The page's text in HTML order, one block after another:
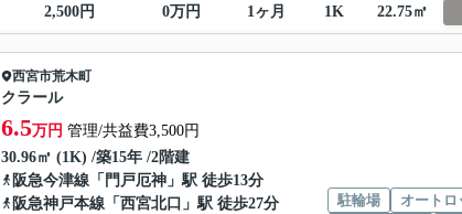
2,500円 0万円 1ヶ月 1K 22.75㎡
西宮市荒木町
クラール
6.5万円 管理/共益費3,500円
30.96㎡ (1K) /築15年 /2階建
阪急今津線 「 門戸厄神 」駅 徒歩13分
阪急神戸本線 「 西宮北口 」駅 徒歩27分
駐輪場 オートロ